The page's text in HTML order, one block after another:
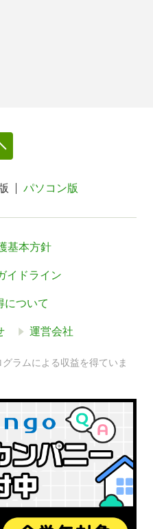
パソコン版
基本方針
イドライン
について
運営会社
ラムによる収益を得ていま